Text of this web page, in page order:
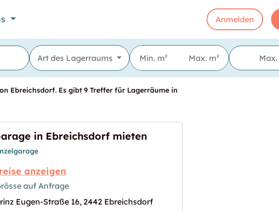
Anmelden
Art des Lagerraums
Ebreichsdorf. Es gibt 9 Treffer für Lagerräume in
mieten"
Bild für "Garage in Ebreichsdorf mieten"
in Ebreichsdorf mieten
anzeigen
auf Anfrage
Eugen-Straße 16, 2442 Ebreichsdorf